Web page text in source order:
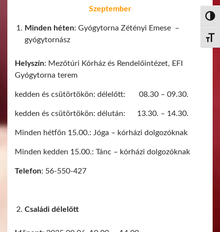
Szeptember
Minden héten: Gyógytorna Zétényi Emese –
gyógytornász
Helyszín: Mezőtúri Kórház és Rendelőintézet, EFI
Gyógytorna terem
kedden és csütörtökön: délelőtt: 08.30 – 09.30.
kedden és csütörtökön: délután: 13.30. – 14.30.
Minden hétfőn 15.00.: Jóga – kórházi dolgozóknak
Minden kedden 15.00.: Tánc – kórházi dolgozóknak
Telefon: 56-550-427
Családi délelőtt